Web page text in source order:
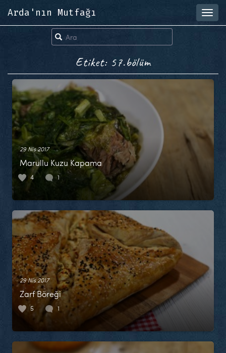
Arda'nın Mutfağı
Etiket: 57.bölüm
29 Nis 2017
Marullu Kuzu Kapama
4 1
29 Nis 2017
Zarf Böreği
5 1